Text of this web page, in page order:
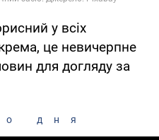
у всіх
це невичерпне
для догляду за
дня